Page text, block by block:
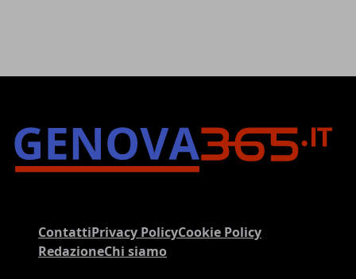
ContattiPrivacy PolicyCookie Policy
RedazioneChi siamo